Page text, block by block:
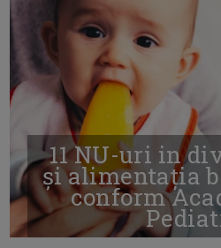
11 NU-uri in
și alimentația
conform